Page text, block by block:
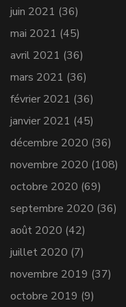
juin 2021 (36)
mai 2021 (45)
avril 2021 (36)
mars 2021 (36)
février 2021 (36)
janvier 2021 (45)
décembre 2020 (36)
novembre 2020 (108)
octobre 2020 (69)
septembre 2020 (36)
août 2020 (42)
juillet 2020 (7)
novembre 2019 (37)
octobre 2019 (9)